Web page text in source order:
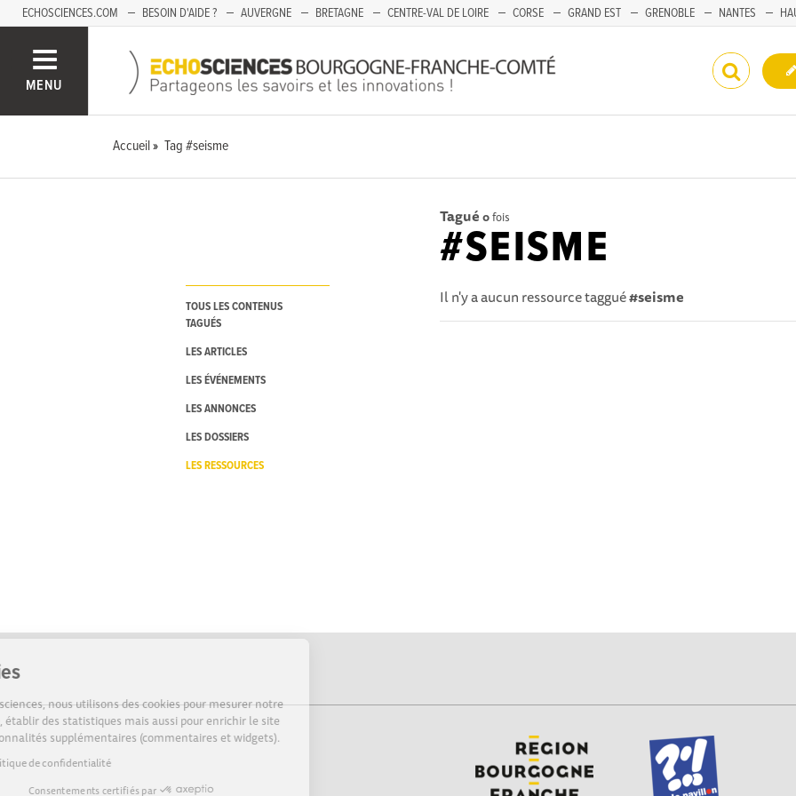
Sur Echosciences, nous utilisons des cookies pour mesurer notre
audience, établir des statistiques mais aussi pour enrichir le site
de fonctionnalités supplémentaires (commentaires et widgets).
Lire la politique de confidentialité
Consentements certifiés par
ECHOSCIENCES.COM BESOIN D'AIDE ? AUVERGNE BRETAGNE CENTRE-VAL DE LOIRE CORSE GRAND EST GRENOBLE NANTES
MENU
Accueil Tag #seisme
TOUS LES CONTENUS
TAGUÉS
LES ARTICLES
LES ÉVÉNEMENTS
LES ANNONCES
LES DOSSIERS
LES RESSOURCES
Tagué 0fois
#SEISME
Il n'y a aucun ressource taggué#seisme